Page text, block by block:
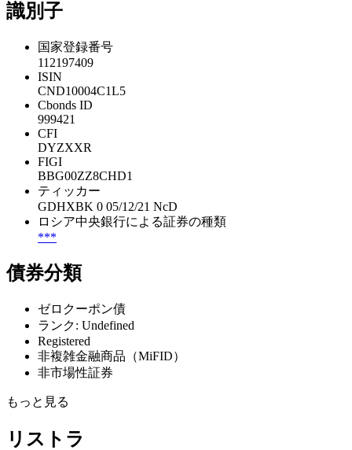
識別子
国家登録番号
112197409
ISIN
CND10004C1L5
Cbonds ID
999421
CFI
DYZXXR
FIGI
BBG00ZZ8CHD1
ティッカー
GDHXBK 0 05/12/21 NcD
ロシア中央銀行による証券の種類
***
債券分類
ゼロクーポン債
ランク: Undefined
Registered
非複雑金融商品（MiFID）
非市場性証券
もっと見る
リストラ